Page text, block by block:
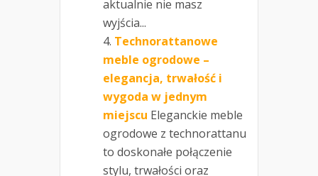
aktualnie nie masz
wyjścia...
Technorattanowe
meble ogrodowe –
elegancja, trwałość i
wygoda w jednym
miejscu Eleganckie meble
ogrodowe z technorattanu
to doskonałe połączenie
stylu, trwałości oraz